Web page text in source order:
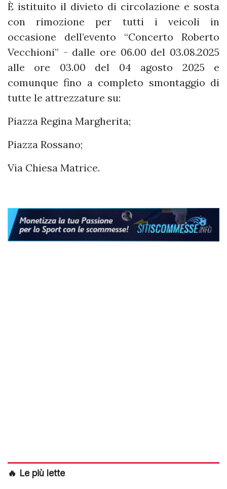
È istituito il divieto di circolazione e sosta
con rimozione per tutti i veicoli in
occasione dell’evento “Concerto Roberto
Vecchioni” - dalle ore 06.00 del 03.08.2025
alle ore 03.00 del 04 agosto 2025 e
comunque fino a completo smontaggio di
tutte le attrezzature su:
Piazza Regina Margherita;
Piazza Rossano;
Via Chiesa Matrice.
🔥 Le più lette